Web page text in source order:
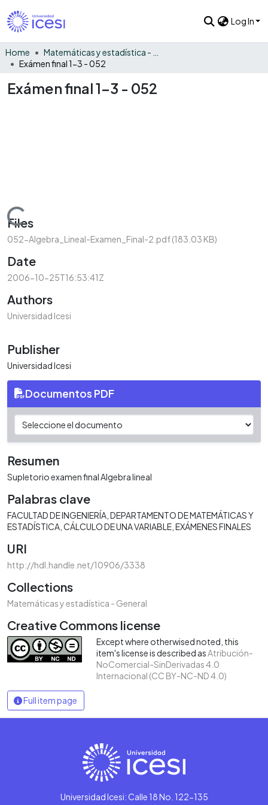
Log In
Home
Exámen final 1-3 - 052
Exámen final 1-3 - 052
Loading...
Files
052-Algebra_Lineal-Examen_Final-2.pdf(183.03 KB)
Date
2006-10-25T16:53:41Z
Authors
Universidad Icesi
Publisher
Universidad Icesi
Documentos PDF
Resumen
Supletorio examen final Algebra lineal
Palabras clave
FACULTAD DE INGENIERÍA DEPARTAMENTO DE MATEMÁTICAS Y
ESTADÍSTICA CÁLCULO DE UNA VARIABLE EXÁMENES FINALES
URI
http://hdl.handle.net/10906/3338
Collections
Matemáticas y estadística - General
Creative Commons license
Except where otherwised noted, this
item's license is described asAtribución-
NoComercial-SinDerivadas 4.0
Internacional (CC BY-NC-ND 4.0)
Full item page
Universidad Icesi: Calle 18 No. 122-135